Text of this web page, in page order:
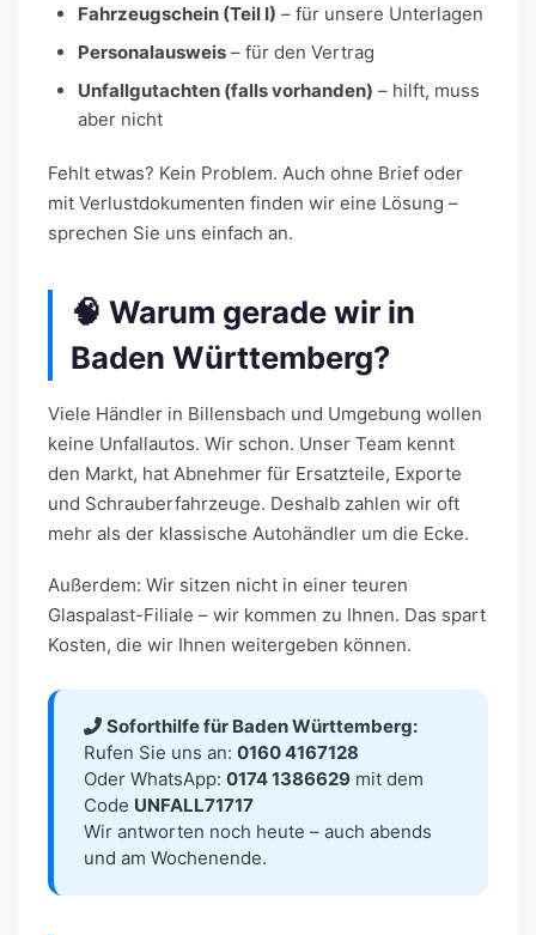
Fahrzeugschein (Teil I) – für unsere Unterlagen
Personalausweis – für den Vertrag
Unfallgutachten (falls vorhanden) – hilft, muss
aber nicht
Fehlt etwas? Kein Problem. Auch ohne Brief oder
mit Verlustdokumenten finden wir eine Lösung –
sprechen Sie uns einfach an.
🧠 Warum gerade wir in
Baden Württemberg?
Viele Händler in Billensbach und Umgebung wollen
keine Unfallautos. Wir schon. Unser Team kennt
den Markt, hat Abnehmer für Ersatzteile, Exporte
und Schrauberfahrzeuge. Deshalb zahlen wir oft
mehr als der klassische Autohändler um die Ecke.
Außerdem: Wir sitzen nicht in einer teuren
Glaspalast-Filiale – wir kommen zu Ihnen. Das spart
Kosten, die wir Ihnen weitergeben können.
Soforthilfe für Baden Württemberg:
Rufen Sie uns an: 0160 4167128
Oder WhatsApp: 0174 1386629 mit dem
Code UNFALL71717
Wir antworten noch heute – auch abends
und am Wochenende.